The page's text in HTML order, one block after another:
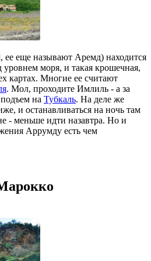
еще называют Аремд) находится
уровнем моря, и такая крошечная,
картах. Многие ее считают
. Мол, проходите Имлиль - а за
на Тубкаль. На деле же
и останавливаться на ночь там
- меньше идти назавтра. Но и
Аррумду есть чем